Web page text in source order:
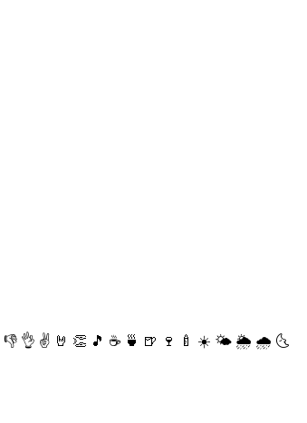
👎 👌 ✌️ 🤘 👏 🎵 ☕️ 🍵 🍺 🍷 🍼 ☀️ 🌤 🌦 🌧 🌜